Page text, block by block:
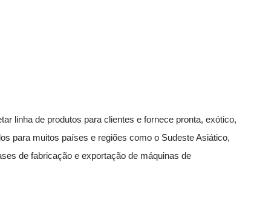
linha de produtos para clientes e fornece pronta, exótico,
para muitos países e regiões como o Sudeste Asiático,
de fabricação e exportação de máquinas de